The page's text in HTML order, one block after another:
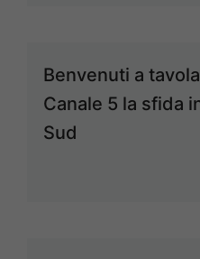
Benvenuti a
Canale 5 la sfida
Sud